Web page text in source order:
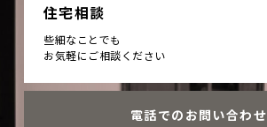
住宅相談
些細なことでも
お気軽にご相談ください
電話でのお問い合わせ